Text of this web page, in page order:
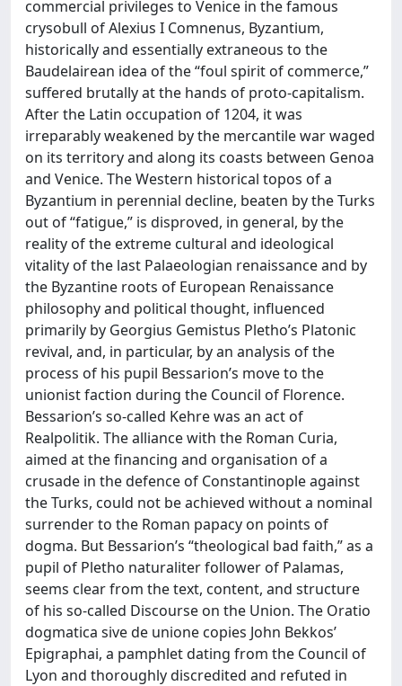
commercial privileges to Venice in the famous
crysobull of Alexius I Comnenus, Byzantium,
historically and essentially extraneous to the
Baudelairean idea of the “foul spirit of commerce,”
suffered brutally at the hands of proto-capitalism.
After the Latin occupation of 1204, it was
irreparably weakened by the mercantile war waged
on its territory and along its coasts between Genoa
and Venice. The Western historical topos of a
Byzantium in perennial decline, beaten by the Turks
out of “fatigue,” is disproved, in general, by the
reality of the extreme cultural and ideological
vitality of the last Palaeologian renaissance and by
the Byzantine roots of European Renaissance
philosophy and political thought, influenced
primarily by Georgius Gemistus Pletho’s Platonic
revival, and, in particular, by an analysis of the
process of his pupil Bessarion’s move to the
unionist faction during the Council of Florence.
Bessarion’s so-called Kehre was an act of
Realpolitik. The alliance with the Roman Curia,
aimed at the financing and organisation of a
crusade in the defence of Constantinople against
the Turks, could not be achieved without a nominal
surrender to the Roman papacy on points of
dogma. But Bessarion’s “theological bad faith,” as a
pupil of Pletho naturaliter follower of Palamas,
seems clear from the text, content, and structure
of his so-called Discourse on the Union. The Oratio
dogmatica sive de unione copies John Bekkos’
Epigraphai, a pamphlet dating from the Council of
Lyon and thoroughly discredited and refuted in